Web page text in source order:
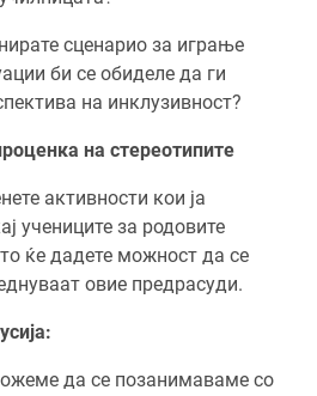
сценарио за играње
би се обиделе да ги
на инклузивност?
на стереотипите
активности кои ја
учениците за родовите
ќе дадете можност да се
овие предрасуди.
да се позанимаваме со